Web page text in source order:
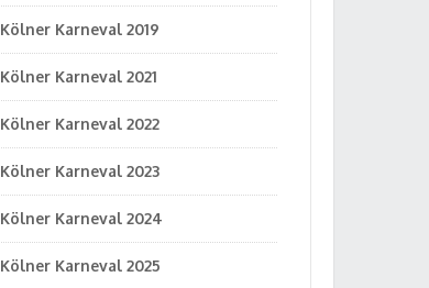
Kölner Karneval 2019
Kölner Karneval 2021
Kölner Karneval 2022
Kölner Karneval 2023
Kölner Karneval 2024
Kölner Karneval 2025